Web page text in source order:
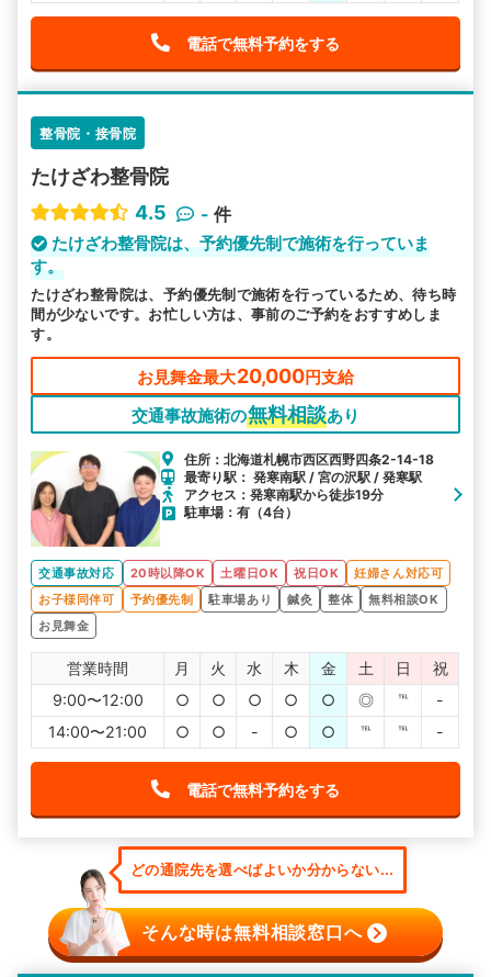
電話で無料予約をする
整骨院・接骨院
たけざわ整骨院
4.5
- 件
たけざわ整骨院は、予約優先制で施術を行っていま
す。
たけざわ整骨院は、予約優先制で施術を行っているため、待ち時
間が少ないです。お忙しい方は、事前のご予約をおすすめしま
す。
お見舞金最大20,000円支給
交通事故施術の無料相談あり
住所：北海道札幌市西区西野四条2-14-18
最寄り駅： 発寒南駅 / 宮の沢駅 / 発寒駅
アクセス：発寒南駅から徒歩19分
駐車場：有（4台）
交通事故対応 20時以降OK 土曜日OK 祝日OK
妊婦さん対応可
お子様同伴可
予約優先制 駐車場あり 鍼灸 整体
無料相談OK
お見舞金
営業時間 月 火 水 木 金 土 日
祝
9:00〜12:00
○ ○ ○ ○ ○ ◎ ℡
-
14:00〜21:00
○ ○ - ○ ○ ℡ ℡ -
電話で無料予約をする
どの通院先を選べばよいか分からない...
そんな時は無料相談窓口へ